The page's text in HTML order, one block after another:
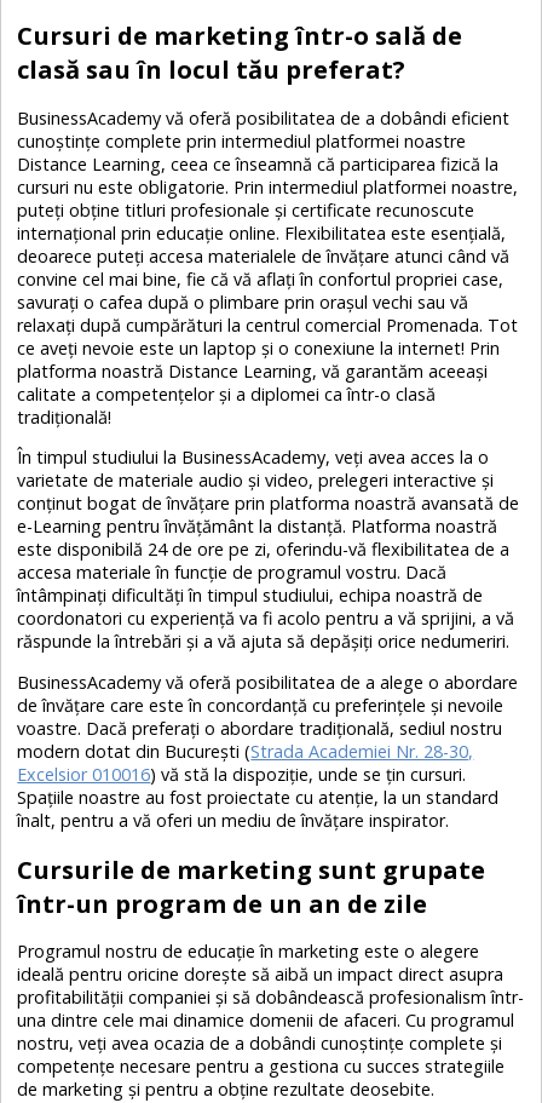
Cursuri de marketing într-o sală de
clasă sau în locul tău preferat?
BusinessAcademy vă oferă posibilitatea de a dobândi eficient
cunoștințe complete prin intermediul platformei noastre
Distance Learning, ceea ce înseamnă că participarea fizică la
cursuri nu este obligatorie. Prin intermediul platformei noastre,
puteți obține titluri profesionale și certificate recunoscute
internațional prin educație online. Flexibilitatea este esențială,
deoarece puteți accesa materialele de învățare atunci când vă
convine cel mai bine, fie că vă aflați în confortul propriei case,
savurați o cafea după o plimbare prin orașul vechi sau vă
relaxați după cumpărături la centrul comercial Promenada. Tot
ce aveți nevoie este un laptop și o conexiune la internet! Prin
platforma noastră Distance Learning, vă garantăm aceeași
calitate a competențelor și a diplomei ca într-o clasă
tradițională!
În timpul studiului la BusinessAcademy, veți avea acces la o
varietate de materiale audio și video, prelegeri interactive și
conținut bogat de învățare prin platforma noastră avansată de
e-Learning pentru învățământ la distanță. Platforma noastră
este disponibilă 24 de ore pe zi, oferindu-vă flexibilitatea de a
accesa materiale în funcție de programul vostru. Dacă
întâmpinați dificultăți în timpul studiului, echipa noastră de
coordonatori cu experiență va fi acolo pentru a vă sprijini, a vă
răspunde la întrebări și a vă ajuta să depășiți orice nedumeriri.
BusinessAcademy vă oferă posibilitatea de a alege o abordare
de învățare care este în concordanță cu preferințele și nevoile
voastre. Dacă preferați o abordare tradițională, sediul nostru
modern dotat din București (Strada Academiei Nr. 28-30,
Excelsior 010016) vă stă la dispoziție, unde se țin cursuri.
Spațiile noastre au fost proiectate cu atenție, la un standard
înalt, pentru a vă oferi un mediu de învățare inspirator.
Cursurile de marketing sunt grupate
într-un program de un an de zile
Programul nostru de educație în marketing este o alegere
ideală pentru oricine dorește să aibă un impact direct asupra
profitabilității companiei și să dobândească profesionalism într-
una dintre cele mai dinamice domenii de afaceri. Cu programul
nostru, veți avea ocazia de a dobândi cunoștințe complete și
competențe necesare pentru a gestiona cu succes strategiile
de marketing și pentru a obține rezultate deosebite.